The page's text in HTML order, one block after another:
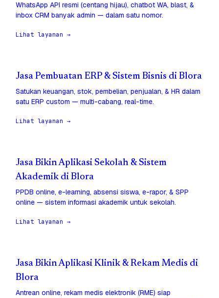
WhatsApp API resmi (centang hijau), chatbot WA, blast, &
inbox CRM banyak admin — dalam satu nomor.
Lihat layanan →
Jasa Pembuatan ERP & Sistem Bisnis di Blora
Satukan keuangan, stok, pembelian, penjualan, & HR dalam
satu ERP custom — multi-cabang, real-time.
Lihat layanan →
Jasa Bikin Aplikasi Sekolah & Sistem
Akademik di Blora
PPDB online, e-learning, absensi siswa, e-rapor, & SPP
online — sistem informasi akademik untuk sekolah.
Lihat layanan →
Jasa Bikin Aplikasi Klinik & Rekam Medis di
Blora
Antrean online, rekam medis elektronik (RME) siap